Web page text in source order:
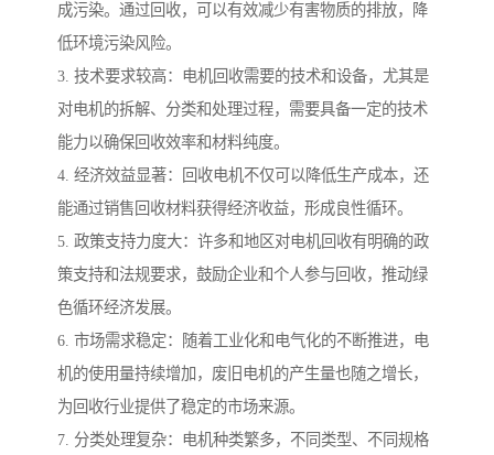
成污染。通过回收，可以有效减少有害物质的排放，降
低环境污染风险。
3. 技术要求较高：电机回收需要的技术和设备，尤其是
对电机的拆解、分类和处理过程，需要具备一定的技术
能力以确保回收效率和材料纯度。
4. 经济效益显著：回收电机不仅可以降低生产成本，还
能通过销售回收材料获得经济收益，形成良性循环。
5. 政策支持力度大：许多和地区对电机回收有明确的政
策支持和法规要求，鼓励企业和个人参与回收，推动绿
色循环经济发展。
6. 市场需求稳定：随着工业化和电气化的不断推进，电
机的使用量持续增加，废旧电机的产生量也随之增长，
为回收行业提供了稳定的市场来源。
7. 分类处理复杂：电机种类繁多，不同类型、不同规格